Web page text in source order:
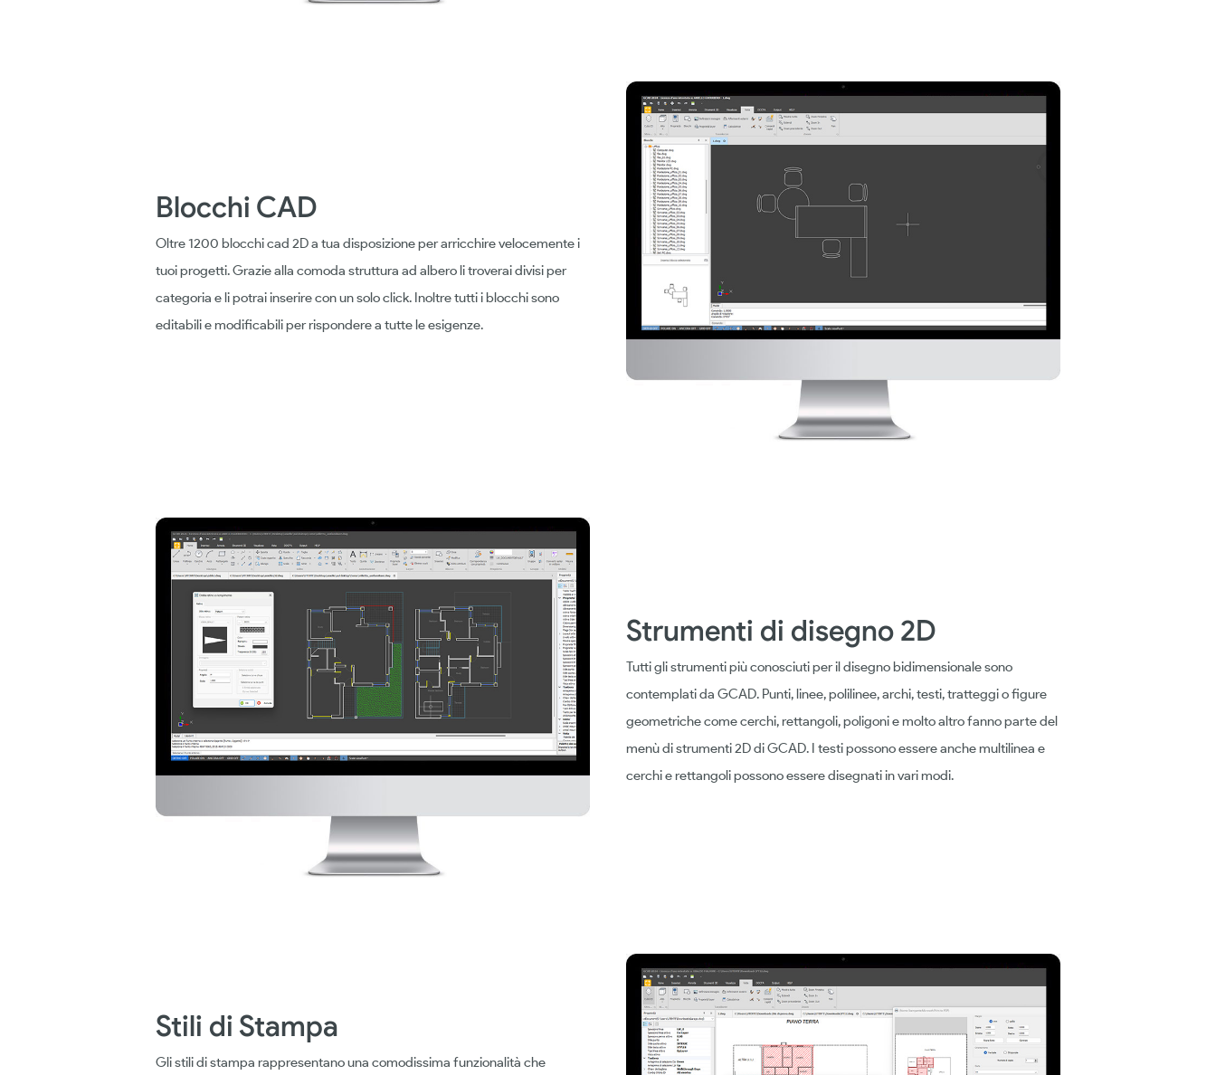
Blocchi CAD
Oltre 1200 blocchi cad 2D a tua disposizione per arricchire velocemente i
tuoi progetti. Grazie alla comoda struttura ad albero li troverai divisi per
categoria e li potrai inserire con un solo click. Inoltre tutti i blocchi sono
editabili e modificabili per rispondere a tutte le esigenze.
Strumenti di disegno 2D
Tutti gli strumenti più conosciuti per il disegno bidimensionale sono
contemplati da GCAD. Punti, linee, polilinee, archi, testi, tratteggi o figure
geometriche come cerchi, rettangoli, poligoni e molto altro fanno parte del
menù di strumenti 2D di GCAD. I testi possono essere anche multilinea e
cerchi e rettangoli possono essere disegnati in vari modi.
Stili di Stampa
Gli stili di stampa rappresentano una comodissima funzionalità che